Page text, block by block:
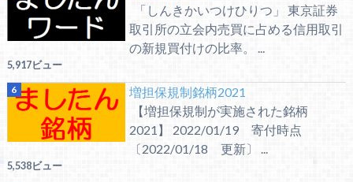
「しんきかいつけひりつ」 東京証券
取引所の立会内売買に占める信用取引
の新規買付けの比率。 ...
5,917ビュー
増担保規制銘柄2021
【増担保規制が実施された銘柄
2021】 2022/01/19 寄付時点
〔2022/01/18 更新〕 ...
5,538ビュー